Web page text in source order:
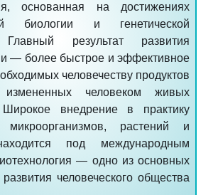
основанная на достижениях
биологии и генетической
результат развития
— более быстрое и эффективное
человечеству продуктов
человеком живых
Широкое внедрение в практику
микроорганизмов, растений и
под международным
— одно из основных
человеческого общества